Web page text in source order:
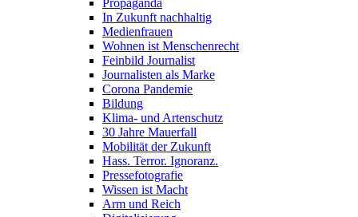
Propaganda
In Zukunft nachhaltig
Medienfrauen
Wohnen ist Menschenrecht
Feinbild Journalist
Journalisten als Marke
Corona Pandemie
Bildung
Klima- und Artenschutz
30 Jahre Mauerfall
Mobilität der Zukunft
Hass. Terror. Ignoranz.
Pressefotografie
Wissen ist Macht
Arm und Reich